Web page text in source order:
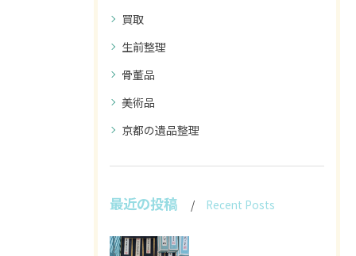
買取
生前整理
骨董品
美術品
京都の遺品整理
最近の投稿 Recent Posts